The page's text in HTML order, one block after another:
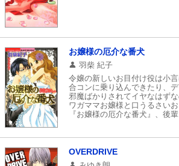
お嬢様の厄介な番犬
羽柴 紀子
令嬢の新しいお目付け役は小
合コンに乗り込んできたり、
邪魔ばかりされてイヤなはず
ワガママお嬢様と口うるさい
『お嬢様の厄介な番犬』、後
OVERDRIVE